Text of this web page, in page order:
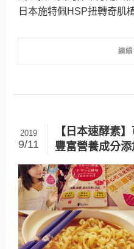
日本施特佩HSP扭轉奇肌
【日本速酵素
豐富營養成分
2019
9/11